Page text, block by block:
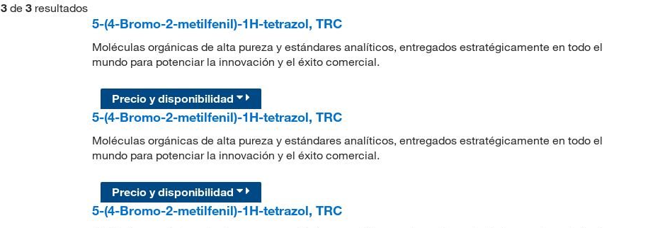
3 de 3 resultados
5-(4-Bromo-2-metilfenil)-1H-tetrazol, TRC
Moléculas orgánicas de alta pureza y estándares analíticos, entregados estratégicamente en todo el
mundo para potenciar la innovación y el éxito comercial.
Precio y disponibilidad
5-(4-Bromo-2-metilfenil)-1H-tetrazol, TRC
Moléculas orgánicas de alta pureza y estándares analíticos, entregados estratégicamente en todo el
mundo para potenciar la innovación y el éxito comercial.
Precio y disponibilidad
5-(4-Bromo-2-metilfenil)-1H-tetrazol, TRC